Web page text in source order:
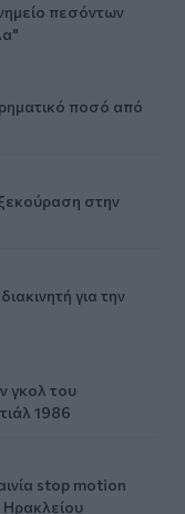
πεσόντων
ποσό από
στην
για την
γκολ του
1986
stop motion